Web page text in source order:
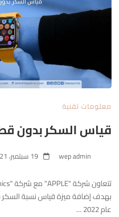
معلومات تقنية
قياس السكر بدون
بهدف إضافة ميزة قياس نسبة السكر
عام 2022 …